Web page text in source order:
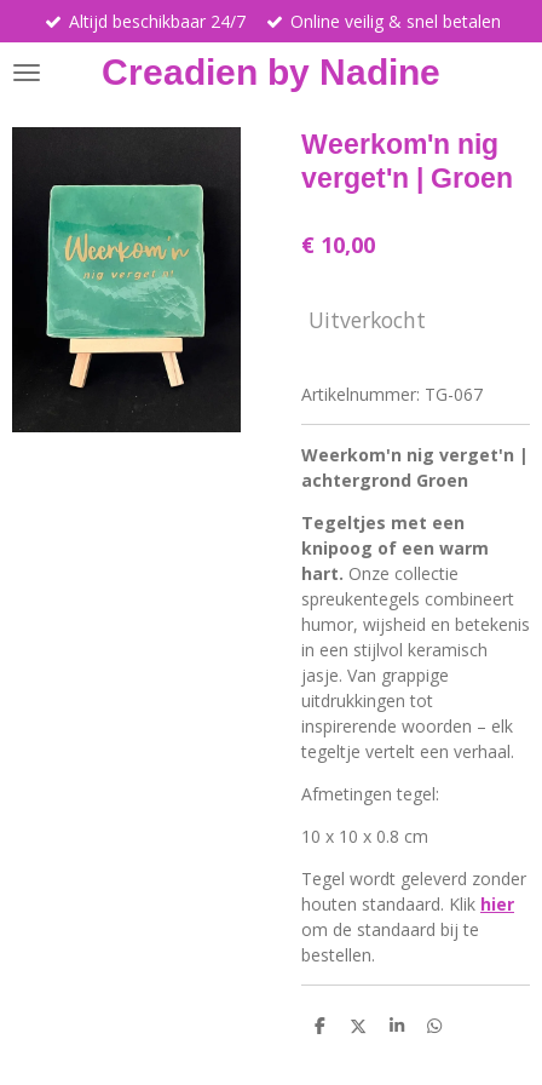
direct
naar
hoofdinhoud
Creadien by Nadine
Altijd beschikbaar 24/7 Online veilig & snel betalen
Weerkom'n nig
verget'n | Groen
€ 10,00
Uitverkocht
Artikelnummer: TG-067
Weerkom'n nig verget'n |
achtergrond Groen
Tegeltjes met een
knipoog of een warm
hart. Onze collectie
spreukentegels combineert
humor, wijsheid en betekenis
in een stijlvol keramisch
jasje. Van grappige
uitdrukkingen tot
inspirerende woorden – elk
tegeltje vertelt een verhaal.
Afmetingen tegel:
10 x 10 x 0.8 cm
Tegel wordt geleverd zonder
houten standaard. Klik hier
om de standaard bij te
bestellen.
D
D
S
D